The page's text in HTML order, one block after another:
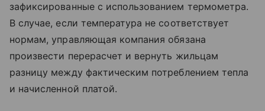
зафиксированные с использованием термометра.
В случае, если температура не соответствует
нормам, управляющая компания обязана
произвести перерасчет и вернуть жильцам
разницу между фактическим потреблением тепла
и начисленной платой.